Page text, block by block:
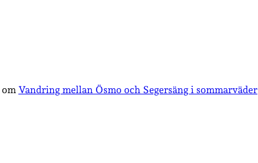
om Vandring mellan Ösmo och Segersäng i sommarväder